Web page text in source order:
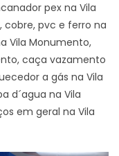
pex na Vila
cobre, pvc e ferro na
Vila Monumento,
caça vazamento
a gás na Vila
d´agua na Vila
em geral na Vila